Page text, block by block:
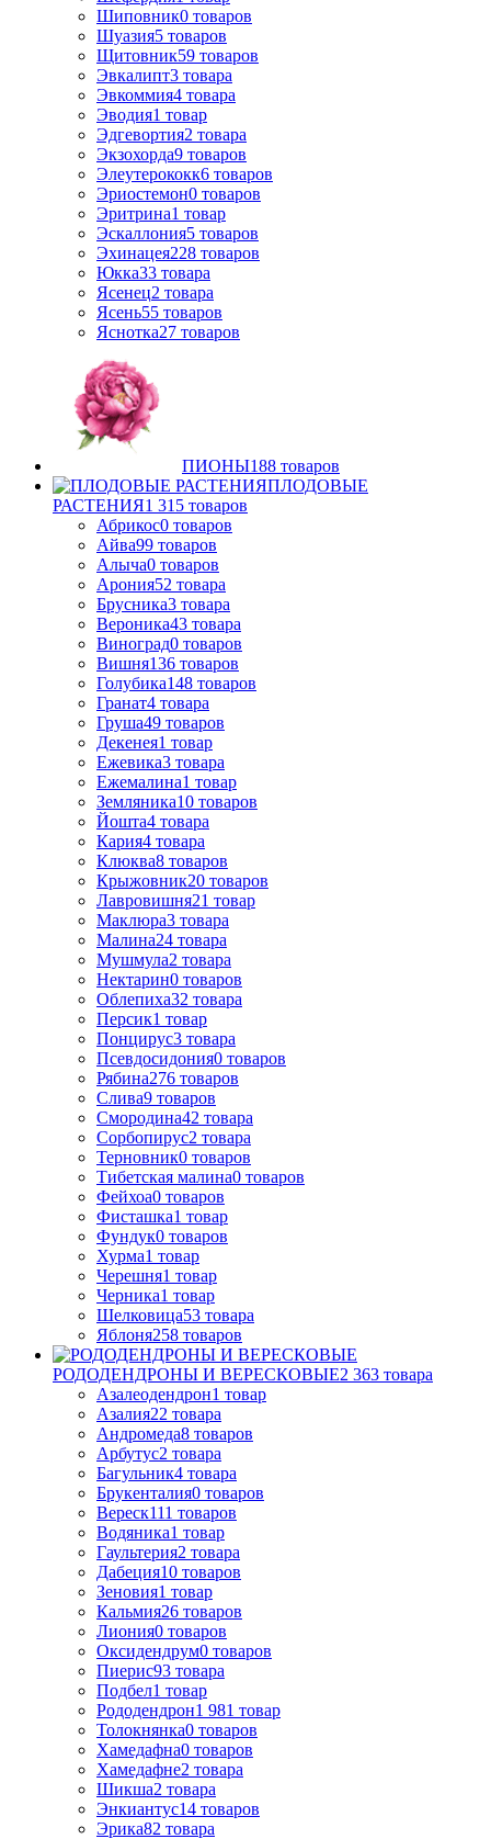
Шиповник0 товаров
Шуазия5 товаров
Щитовник59 товаров
Эвкалипт3 товара
Эвкоммия4 товара
Эводия1 товар
Эдгевортия2 товара
Экзохорда9 товаров
Элеутерококк6 товаров
Эриостемон0 товаров
Эритрина1 товар
Эскаллония5 товаров
Эхинацея228 товаров
Юкка33 товара
Ясенец2 товара
Ясень55 товаров
Яснотка27 товаров
ПИОНЫ188 товаров
ПЛОДОВЫЕ
РАСТЕНИЯ1 315 товаров
Абрикос0 товаров
Айва99 товаров
Алыча0 товаров
Арония52 товара
Брусника3 товара
Вероника43 товара
Виноград0 товаров
Вишня136 товаров
Голубика148 товаров
Гранат4 товара
Груша49 товаров
Декенея1 товар
Ежевика3 товара
Ежемалина1 товар
Земляника10 товаров
Йошта4 товара
Кария4 товара
Клюква8 товаров
Крыжовник20 товаров
Лавровишня21 товар
Маклюра3 товара
Малина24 товара
Мушмула2 товара
Нектарин0 товаров
Облепиха32 товара
Персик1 товар
Понцирус3 товара
Псевдосидония0 товаров
Рябина276 товаров
Слива9 товаров
Смородина42 товара
Сорбопирус2 товара
Терновник0 товаров
Тибетская малина0 товаров
Фейхоа0 товаров
Фисташка1 товар
Фундук0 товаров
Хурма1 товар
Черешня1 товар
Черника1 товар
Шелковица53 товара
Яблоня258 товаров
РОДОДЕНДРОНЫ И ВЕРЕСКОВЫЕ2 363 товара
Азалеодендрон1 товар
Азалия22 товара
Андромеда8 товаров
Арбутус2 товара
Багульник4 товара
Брукенталия0 товаров
Вереск111 товаров
Водяника1 товар
Гаультерия2 товара
Дабеция10 товаров
Зеновия1 товар
Кальмия26 товаров
Лиония0 товаров
Оксидендрум0 товаров
Пиерис93 товара
Подбел1 товар
Рододендрон1 981 товар
Толокнянка0 товаров
Хамедафна0 товаров
Хамедафне2 товара
Шикша2 товара
Энкиантус14 товаров
Эрика82 товара